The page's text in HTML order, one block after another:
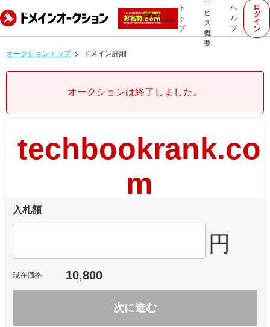
ト
ッ
プ
ー
ビ
ス
概
要
ヘ
ル
プ
ロ
グ
イ
ン
オークショントップ ドメイン詳細
オークションは終了しました。
techbookrank.co
m
入札額
円
現在価格 10,800
次に進む